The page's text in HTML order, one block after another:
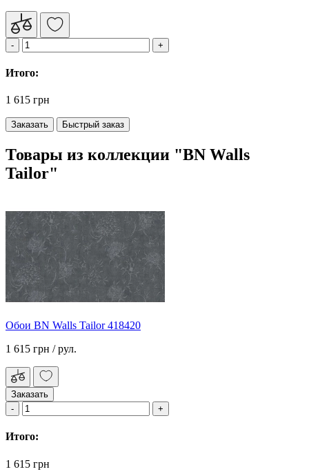
Итого:
1 615 грн
Заказать Быстрый заказ
Товары из коллекции "BN Walls
Tailor"
Обои BN Walls Tailor 418420
1 615 грн / рул.
Заказать
Итого:
1 615 грн